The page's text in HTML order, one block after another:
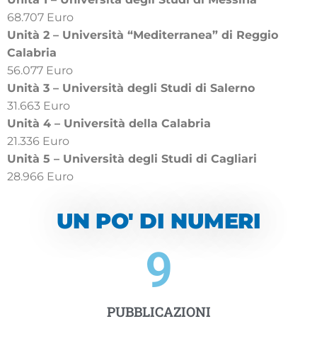
68.707 Euro
Unità 2 – Università “Mediterranea” di Reggio
Calabria
56.077 Euro
Unità 3 – Università degli Studi di Salerno
31.663 Euro
Unità 4 – Università della Calabria
21.336 Euro
Unità 5 – Università degli Studi di Cagliari
28.966 Euro
UN PO' DI NUMERI
PUBBLICAZIONI
9